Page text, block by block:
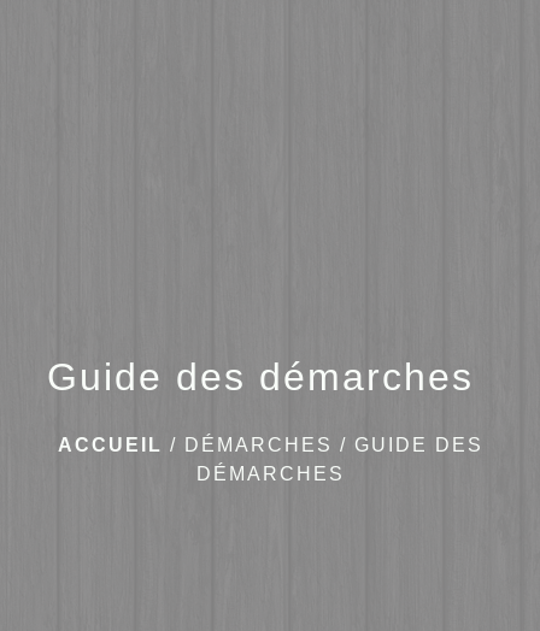
Guide des démarches
ACCUEIL / DÉMARCHES / GUIDE DES
DÉMARCHES